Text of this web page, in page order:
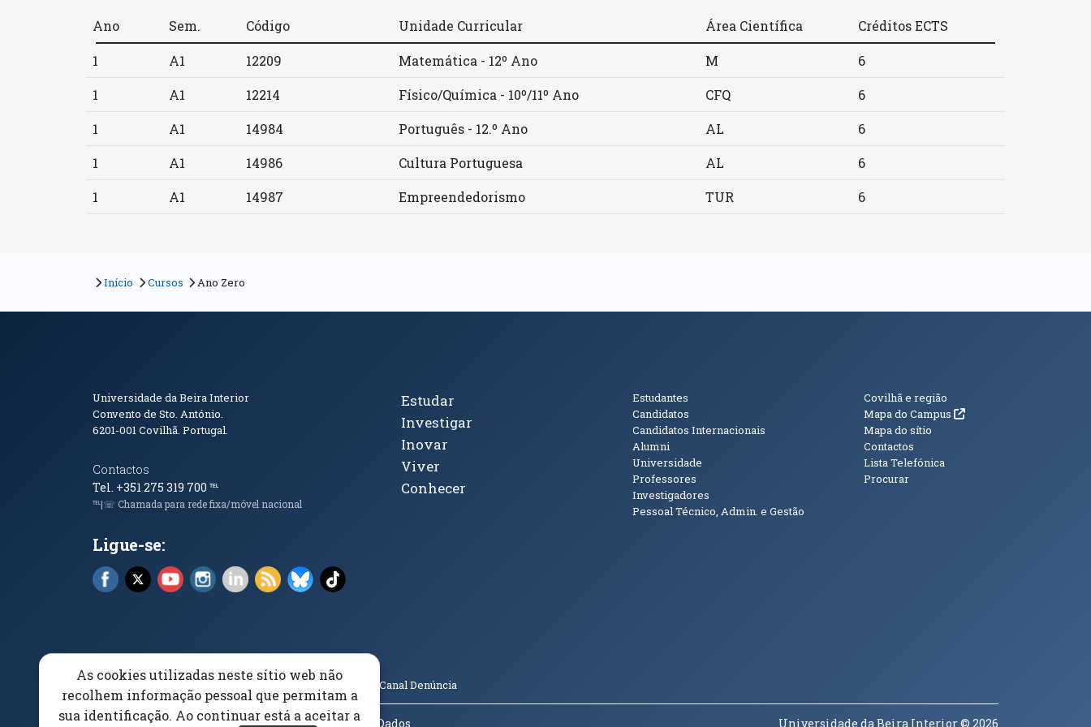
Ano Sem. Código Unidade Curricular Área Científica Créditos ECTS
1 A1 12209 Matemática - 12º Ano M
6
1
A1 12214 Físico/Química - 10º/11º Ano CFQ
6
1
A1 14984 Português - 12.º Ano AL
6
1
A1 14986 Cultura Portuguesa AL
6
1
A1 14987 Empreendedorismo TUR 6
Início Cursos Ano Zero
Informações de Contacto
Universidade da Beira Interior
Convento de Sto. António.
6201-001Covilhã. Portugal.
Contactos
Tel. +351 275 319 700 ℡
℡|☏ Chamada para rede fixa/móvel nacional
Ligue-se:
Facebook (abre em nova janela)
X (abre em nova janela)
YouTube (abre em nova janela)
Instagram (abre em nova janela)
LinkedIn (abre em nova janela)
RSS (abre em nova janela)
Bluesky (abre em nova janela)
TikTok (abre em nova janela)
Tópicos Principais
Estudar
Investigar
Inovar
Viver
Conhecer
Públicos
Estudantes
Candidatos
Candidatos Internacionais
Alumni
Universidade
Professores
Investigadores
Pessoal Técnico, Admin. e Gestão
Informações
Covilhã e região
Mapa do Campus (abre em nova janela)
Mapa do sítio
Contactos
Lista Telefónica
Procurar
(abre em nova janela)
Canal Denúncia
Acessibilidade Aviso/Privacidade Proteção de Dados Universidade da Beira Interior© 2026
As cookies utilizadas neste sítio web não
recolhem informação pessoal que permitam a
sua identificação. Ao continuar está a aceitar a